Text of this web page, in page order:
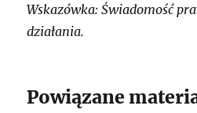
Wskazówka: Świadomość
działania.
Powiązane